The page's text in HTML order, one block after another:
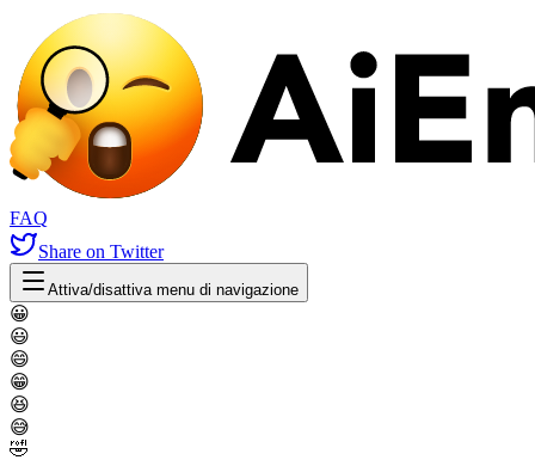
FAQ
Share on Twitter
Attiva/disattiva menu di navigazione
😀
😃
😄
😁
😆
😅
🤣